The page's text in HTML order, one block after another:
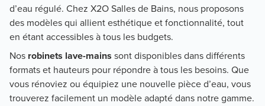
d’eau régulé. Chez X2O Salles de Bains, nous proposons
des modèles qui allient esthétique et fonctionnalité, tout
en étant accessibles à tous les budgets.
Nos robinets lave-mains sont disponibles dans différents
formats et hauteurs pour répondre à tous les besoins. Que
vous rénoviez ou équipiez une nouvelle pièce d’eau, vous
trouverez facilement un modèle adapté dans notre gamme.